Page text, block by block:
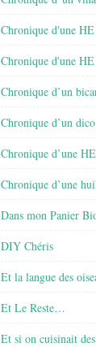
Chronique d'une
Chronique d'une
Chronique d’un
Chronique d’un dico
Chronique d’une
Chronique d’une
Dans mon Panier
DIY Chéris
Et la langue des
Et Le Reste…
Et si on cuisinait